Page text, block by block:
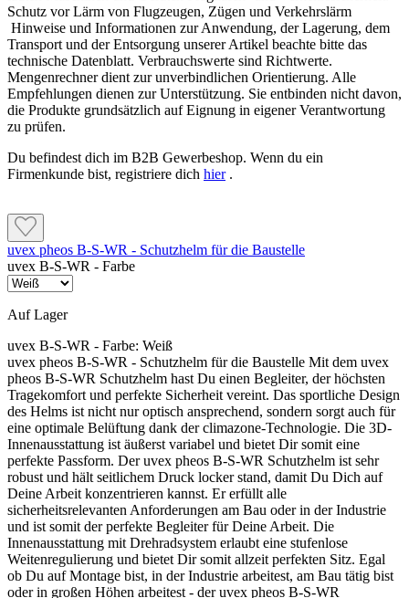
Schutz vor Lärm von Flugzeugen, Zügen und Verkehrslärm
Hinweise und Informationen zur Anwendung, der Lagerung, dem
Transport und der Entsorgung unserer Artikel beachte bitte das
technische Datenblatt. Verbrauchswerte sind Richtwerte.
Mengenrechner dient zur unverbindlichen Orientierung. Alle
Empfehlungen dienen zur Unterstützung. Sie entbinden nicht davon,
die Produkte grundsätzlich auf Eignung in eigener Verantwortung
zu prüfen.
Du befindest dich im B2B Gewerbeshop. Wenn du ein
Firmenkunde bist, registriere dich hier.
uvex pheos B-S-WR - Schutzhelm für die Baustelle
uvex B-S-WR - Farbe
Auf Lager
uvex B-S-WR - Farbe: Weiß
uvex pheos B-S-WR - Schutzhelm für die Baustelle Mit dem uvex
pheos B-S-WR Schutzhelm hast Du einen Begleiter, der höchsten
Tragekomfort und perfekte Sicherheit vereint. Das sportliche Design
des Helms ist nicht nur optisch ansprechend, sondern sorgt auch für
eine optimale Belüftung dank der climazone-Technologie. Die 3D-
Innenausstattung ist äußerst variabel und bietet Dir somit eine
perfekte Passform. Der uvex pheos B-S-WR Schutzhelm ist sehr
robust und hält seitlichem Druck locker stand, damit Du Dich auf
Deine Arbeit konzentrieren kannst. Er erfüllt alle
sicherheitsrelevanten Anforderungen am Bau oder in der Industrie
und ist somit der perfekte Begleiter für Deine Arbeit. Die
Innenausstattung mit Drehradsystem erlaubt eine stufenlose
Weitenregulierung und bietet Dir somit allzeit perfekten Sitz. Egal
ob Du auf Montage bist, in der Industrie arbeitest, am Bau tätig bist
oder in großen Höhen arbeitest - der uvex pheos B-S-WR